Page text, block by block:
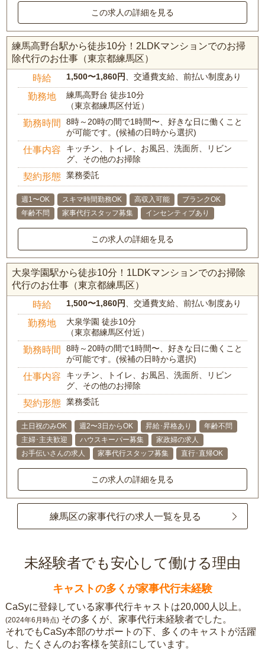
この求人の詳細を見る
練馬高野台駅から徒歩10分！2LDKマンションでのお掃
除代行のお仕事（東京都練馬区）
時給 1,500〜1,860円 、交通費支給、前払い制度あり
勤務地
練馬高野台 徒歩10分
（東京都練馬区付近）
勤務時間
8時～20時の間で1時間〜、好きな日に働くこと
が可能です。(候補の日時から選択)
仕事内容
キッチン、トイレ、お風呂、洗面所、リビン
グ、その他のお掃除
契約形態 業務委託
週1〜OK スキマ時間勤務OK 高収入可能
ブランクOK
年齢不問
家事代行スタッフ募集 インセンティブあり
この求人の詳細を見る
大泉学園駅から徒歩10分！1LDKマンションでのお掃除
代行のお仕事（東京都練馬区）
時給 1,500〜1,860円 、交通費支給、前払い制度あり
勤務地
大泉学園 徒歩10分
（東京都練馬区付近）
勤務時間
8時～20時の間で1時間〜、好きな日に働くこと
が可能です。(候補の日時から選択)
仕事内容
キッチン、トイレ、お風呂、洗面所、リビン
グ、その他のお掃除
契約形態 業務委託
土日祝のみOK 週2〜3日からOK 昇給･昇格あり
年齢不問
主婦･主夫歓迎
ハウスキーパー募集
家政婦の求人
お手伝いさんの求人
家事代行スタッフ募集 直行･直帰OK
この求人の詳細を見る
練馬区の家事代行の求人一覧を見る
未経験者でも安心して働ける理由
キャストの多くが家事代行未経験
CaSyに登録している家事代行キャストは20,000人以上。
(2024年6月時点) その多くが、家事代行未経験者でした。
それでもCaSy本部のサポートの下、多くのキャストが活躍
し、たくさんのお客様を笑顔にしています。